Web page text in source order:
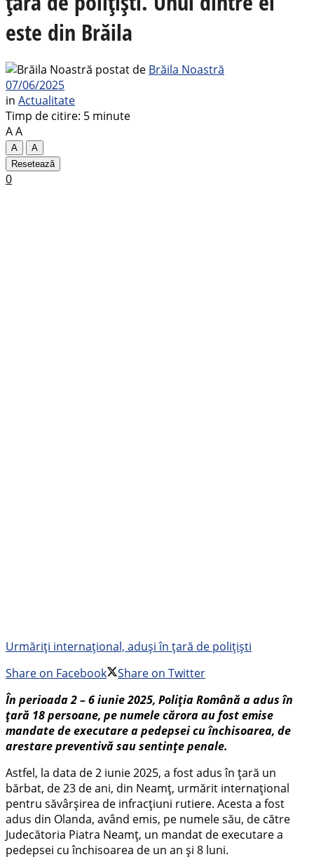
este din Brăila
postat de Brăila Noastră
07/06/2025
in Actualitate
Timp de citire: 5 minute
AA
A
A
Resetează
0
Urmăriți internațional, aduși în țară de polițiști
Share on Facebook
Share on Twitter
În perioada 2 – 6 iunie 2025, Poliția Română a adus în
țară 18 persoane, pe numele cărora au fost emise
mandate de executare a pedepsei cu închisoarea, de
arestare preventivă sau sentințe penale.
Astfel, la data de 2 iunie 2025, a fost adus în țară un
bărbat, de 23 de ani, din Neamț, urmărit internațional
pentru săvârșirea de infracțiuni rutiere. Acesta a fost
adus din Olanda, având emis, pe numele său, de către
Judecătoria Piatra Neamț, un mandat de executare a
pedepsei cu închisoarea de un an și 8 luni.